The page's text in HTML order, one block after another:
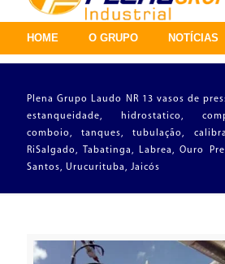
HOME O GRUPO NOTÍCIAS
Plena Grupo Laudo NR 13 vasos de
estanqueidade, hidrostatico,
comboio, tanques, tubulação,
RiSalgado, Tabatinga, Labrea, Ouro
Santos, Urucurituba, Jaicós